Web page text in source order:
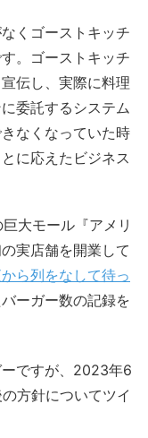
くゴーストキッチ
。ゴーストキッチ
伝し、実際に料理
委託するシステム
なくなっていた時
に応えたビジネス
大モール『アメリ
実店舗を開業して
ら列をなして待っ
ーガー数の記録を
ですが、2023年6
方針についてツイ